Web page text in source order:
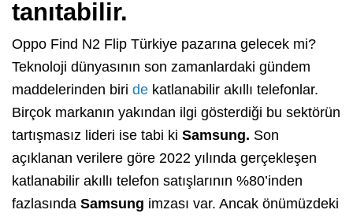
tanıtabilir.
Oppo Find N2 Flip Türkiye pazarına gelecek mi?
Teknoloji dünyasının son zamanlardaki gündem
maddelerinden biri de katlanabilir akıllı telefonlar.
Birçok markanın yakından ilgi gösterdiği bu sektörün
tartışmasız lideri ise tabi ki Samsung. Son
açıklanan verilere göre 2022 yılında gerçekleşen
katlanabilir akıllı telefon satışlarının %80’inden
fazlasında Samsung imzası var. Ancak önümüzdeki